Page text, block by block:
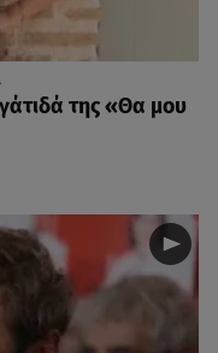
της «Θα μου